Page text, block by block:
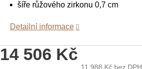
14 506 Kč
11 988 Kčbez DPH
šíře růžového zirkonu 0,7 cm
Detailní informace